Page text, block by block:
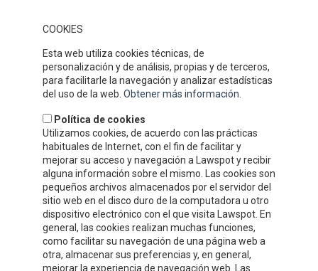
COOKIES
Esta web utiliza cookies técnicas, de
personalización y de análisis, propias y de terceros,
para facilitarle la navegación y analizar estadísticas
del uso de la web. Obtener más información
Política de cookies
Utilizamos cookies, de acuerdo con las prácticas
habituales de Internet, con el fin de facilitar y
mejorar su acceso y navegación a Lawspot y recibir
alguna información sobre el mismo. Las cookies son
pequeños archivos almacenados por el servidor del
sitio web en el disco duro de la computadora u otro
dispositivo electrónico con el que visita Lawspot. En
general, las cookies realizan muchas funciones,
como facilitar su navegación de una página web a
otra, almacenar sus preferencias y, en general,
mejorar la experiencia de navegación web. Las
client et la compétitivité de notre offre expliquent le grand
secteur.
OÙ SOMMES-NOUS
INFORMATION DE CONTACT